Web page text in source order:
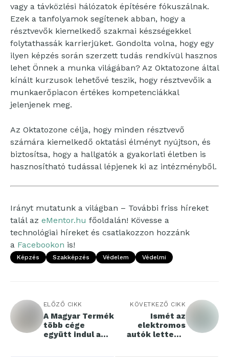
vagy a távközlési hálózatok építésére fókuszálnak.
Ezek a tanfolyamok segítenek abban, hogy a
résztvevők kiemelkedő szakmai készségekkel
folytathassák karrierjüket. Gondolta volna, hogy egy
ilyen képzés során szerzett tudás rendkívül hasznos
lehet Önnek a munka világában? Az Oktatozone által
kínált kurzusok lehetővé teszik, hogy résztvevőik a
munkaerőpiacon értékes kompetenciákkal
jelenjenek meg.
Az Oktatozone célja, hogy minden résztvevő
számára kiemelkedő oktatási élményt nyújtson, és
biztosítsa, hogy a hallgatók a gyakorlati életben is
hasznosítható tudással lépjenek ki az intézményből.
Irányt mutatunk a világban – További friss híreket
talál az eMentor.hu főoldalán! Kövesse a
technológiai híreket és csatlakozzon hozzánk
a Facebookon is!
Képzés Szakképzés Védelem Védelmi
ELŐZŐ CIKK
A Magyar Termék
több cége
együtt indul a
KÖVETKEZŐ CIKK
Ismét az
elektromos
autók lettek a